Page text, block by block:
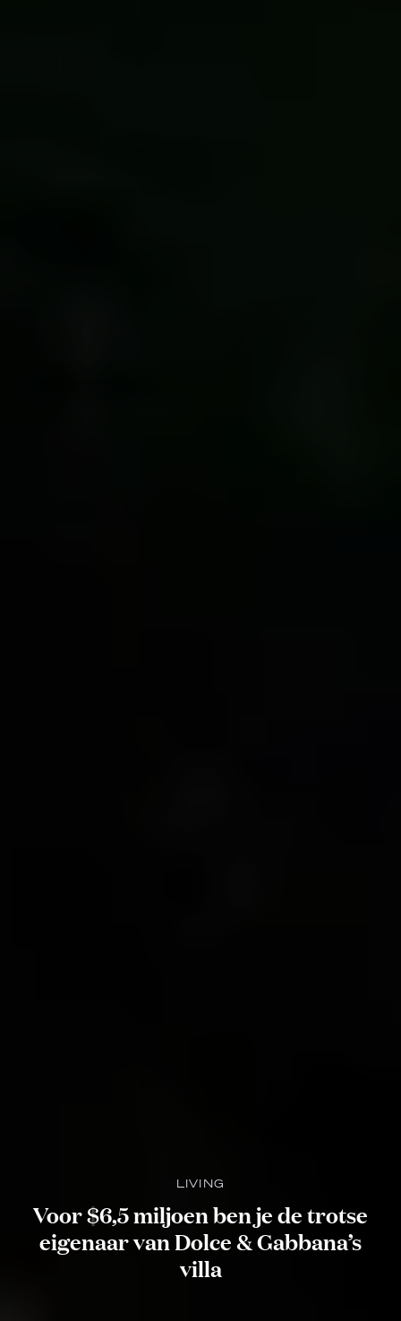
LIVING
Voor $6,5 miljoen ben je de trotse
eigenaar van Dolce & Gabbana’s
villa